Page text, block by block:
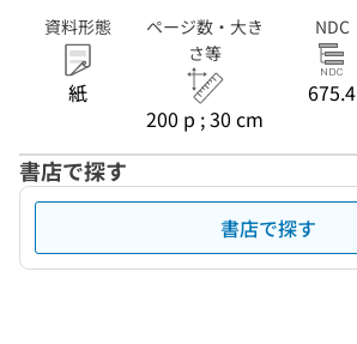
資料形態
紙
ページ数・大き
さ等
200 p ; 30 cm
NDC
675.4
書店で探す
書店で探す